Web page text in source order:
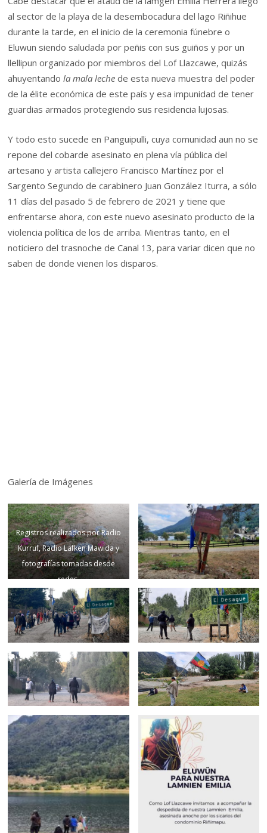
al sector de la playa de la desembocadura del lago Riñihue
durante la tarde, en el inicio de la ceremonia fúnebre o
Eluwun siendo saludada por peñis con sus guiños y por un
llellipun organizado por miembros del Lof Llazcawe, quizás
ahuyentandola mala lechede esta nueva muestra del poder
de la élite económica de este país y esa impunidad de tener
guardias armados protegiendo sus residencia lujosas.
Y todo esto sucede en Panguipulli, cuya comunidad aun no se
repone del cobarde asesinato en plena vía pública del
artesano y artista callejero Francisco Martínez por el
Sargento Segundo de carabinero Juan González Iturra, a sólo
11 días del pasado 5 de febrero de 2021 y tiene que
enfrentarse ahora, con este nuevo asesinato producto de la
violencia política de los de arriba. Mientras tanto, en el
noticiero del trasnoche de Canal 13, para variar dicen que no
saben de donde vienen los disparos.
Galería de Imágenes
Registros realizados por Radio
Kurruf, Radio Lafken Mawida y
fotografías tomadas desde
redes.